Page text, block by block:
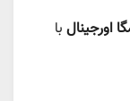
اورجینال با